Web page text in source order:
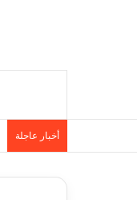
أخبار عاجلة